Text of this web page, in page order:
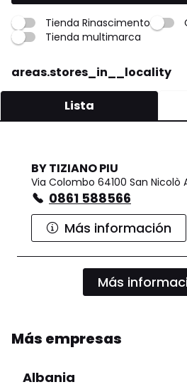
Tienda Rinascimento
Tienda multimarca
areas.stores_in__locality
Lista
BY TIZIANO PIU
Via Colombo 64100 San Nicolò
0861 588566
Más información
Más
Más empresas
Albania